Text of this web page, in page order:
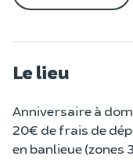
Le lieu
Anniversaire à
20€ de frais de
en banlieue (zones 3